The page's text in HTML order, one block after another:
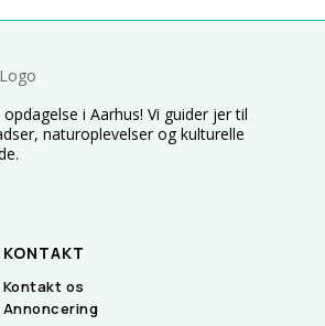
i Aarhus! Vi guider jer til
naturoplevelser og kulturelle
KONTAKT
Kontakt os
Annoncering